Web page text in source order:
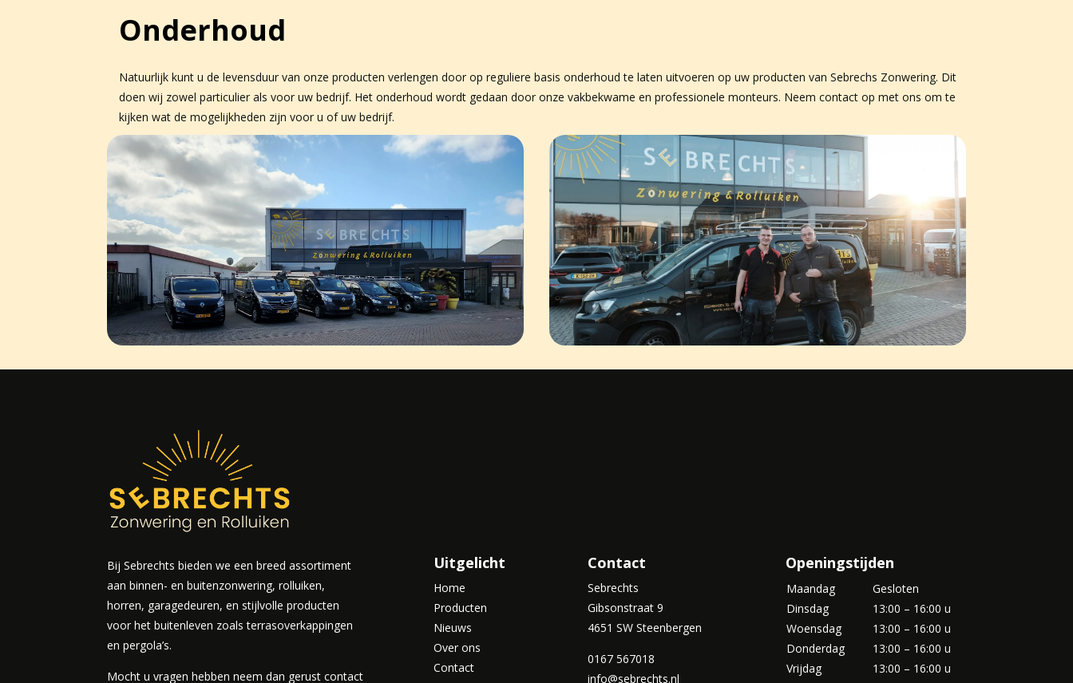
Onderhoud
Natuurlijk kunt u de levensduur van onze producten verlengen door op reguliere basis onderhoud te laten uitvoeren op uw producten van Sebrechs Zonwering. Dit
doen wij zowel particulier als voor uw bedrijf. Het onderhoud wordt gedaan door onze vakbekwame en professionele monteurs. Neem contact op met ons om te
kijken wat de mogelijkheden zijn voor u of uw bedrijf.
Bij Sebrechts bieden we een breed assortiment
aan binnen- en buitenzonwering, rolluiken,
horren, garagedeuren, en stijlvolle producten
voor het buitenleven zoals terrasoverkappingen
en pergola’s.
Mocht u vragen hebben neem dan gerust contact
Uitgelicht
Home
Producten
Nieuws
Over ons
Contact
Contact
Sebrechts
Gibsonstraat 9
4651 SW Steenbergen
0167 567018
info@sebrechts.nl
Openingstijden
Maandag
Dinsdag
Woensdag
Donderdag
Vrijdag
Gesloten
13:00 – 16:00 u
13:00 – 16:00 u
13:00 – 16:00 u
13:00 – 16:00 u